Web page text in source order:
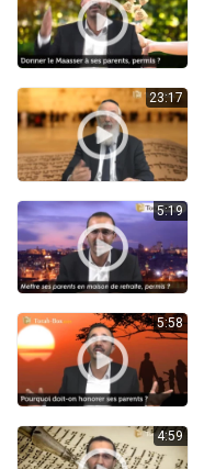
23:17
5:19
5:58
4:59